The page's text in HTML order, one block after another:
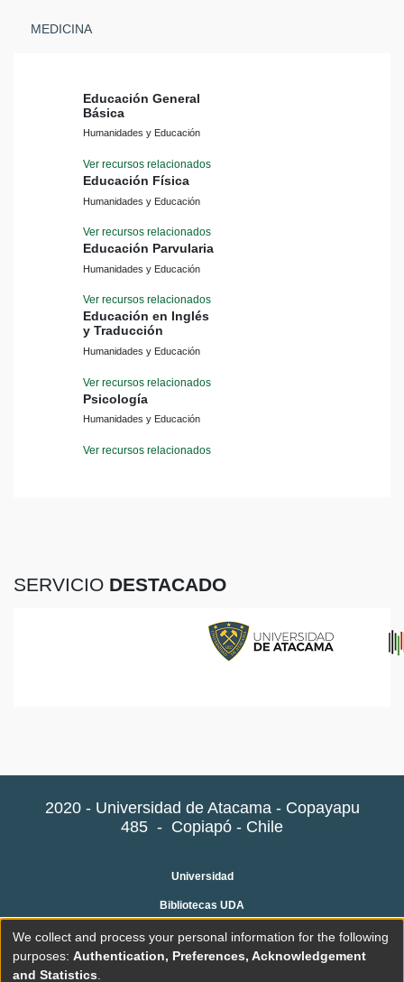
MEDICINA
Educación General
Básica
Humanidades y Educación
Ver recursos relacionados
Educación Física
Humanidades y Educación
Ver recursos relacionados
Educación Parvularia
Humanidades y Educación
Ver recursos relacionados
Educación en Inglés
y Traducción
Humanidades y Educación
Ver recursos relacionados
Psicología
Humanidades y Educación
Ver recursos relacionados
SERVICIO DESTACADO
2020 - Universidad de Atacama - Copayapu
485 - Copiapó - Chile
Universidad
Bibliotecas UDA
Preguntas frecuentes
Contacto
We collect and process your personal information for the following
purposes: Authentication, Preferences, Acknowledgement
and Statistics